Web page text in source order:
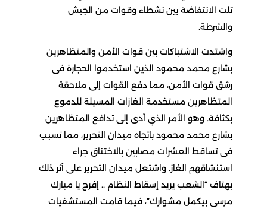
تلت الانتفاضة بين نشطاء وقوات من الجيش
والشرطة.
واشتدت الاشتباكات بين قوات الأمن والمتظاهرين
بشارع محمد محمود الذين استخدموا الحجارة فى
رشق قوات الأمن، مما دفع القوات إلى ملاحقة
المتظاهرين مستخدمة الغازات المسيلة للدموع
بكثافة. وهو الأمر الذي أدى إلى تدافع المتظاهرين
بشارع محمد محمود باتجاه ميدان التحرير، مما تسبب
فى تساقط العشرات مصابين بالاختناق جراء
استنشاقهم الغاز. واشتعل ميدان التحرير على أثر ذلك
بهتاف “الشعب يريد إسقاط النظام .. إفرح يا مبارك
مرسى بيكمل مشوارك”، فيما قامت المستشفيات